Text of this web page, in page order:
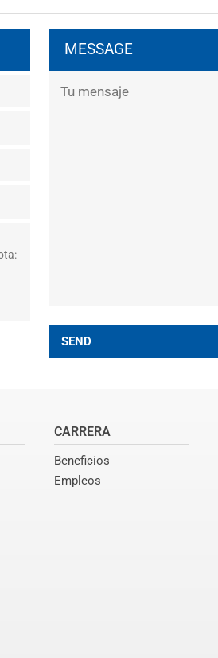
MESSAGE
SEND
CARRERA
Beneficios
Empleos